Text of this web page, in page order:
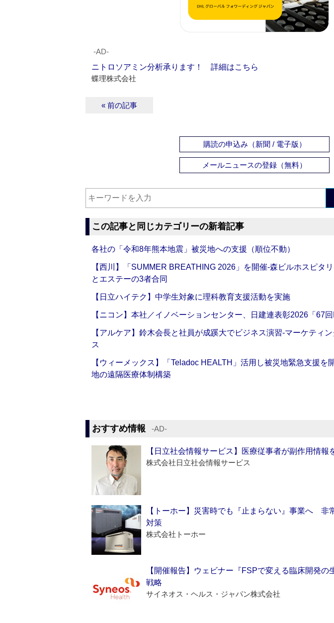
‐AD‐
ニトロソアミン分析承ります！ 詳細はこちら
蝶理株式会社
« 前の記事
購読の申込み（新聞 / 電子版）
メールニュースの登録（無料）
この記事と同じカテゴリーの新着記事
各社の「令和8年熊本地震」被災地への支援（順位不動）
【西川】「SUMMER BREATHING 2026」を開催‐森ビルホスピタ
とエステーの3者合同
【日立ハイテク】中学生対象に理科教育支援活動を実施
【ニコン】本社／イノベーションセンター、日建連表彰2026「67
【アルケア】鈴木会長と社員が成蹊大でビジネス演習‐マーケティ
ス
【ウィーメックス】「Teladoc HEALTH」活用し被災地緊急支援を
地の遠隔医療体制構築
おすすめ情報 ‐AD‐
【日立社会情報サービス】医療従事者が副作用情報
株式会社日立社会情報サービス
【トーホー】災害時でも『止まらない』事業へ 非
対策
株式会社トーホー
【開催報告】ウェビナー『FSPで変える臨床開発の
戦略
サイネオス・ヘルス・ジャパン株式会社